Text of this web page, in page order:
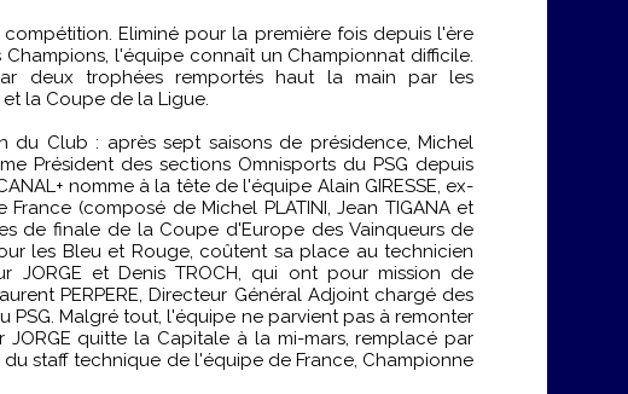
Eliminé pour la première fois depuis l'ère
l'équipe connaît un Championnat difficile.
deux trophées remportés haut la main par les
la Coupe de la Ligue.
Club : après sept saisons de présidence, Michel
Président des sections Omnisports du PSG depuis
nomme à la tête de l'équipe Alain GIRESSE, ex-
(composé de Michel PLATINI, Jean TIGANA et
de finale de la Coupe d'Europe des Vainqueurs de
les Bleu et Rouge, coûtent sa place au technicien
JORGE et Denis TROCH, qui ont pour mission de
PERPERE, Directeur Général Adjoint chargé des
PSG. Malgré tout, l'équipe ne parvient pas à remonter
quitte la Capitale à la mi-mars, remplacé par
staff technique de l'équipe de France, Championne